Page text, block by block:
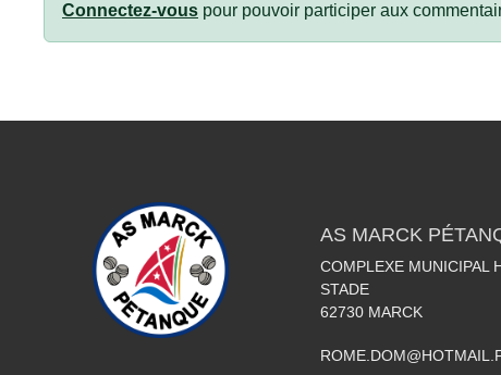
Connectez-vous pour pouvoir participer aux
AS MARCK
COMPLEXE MUNICIPAL
STADE
62730 MARCK